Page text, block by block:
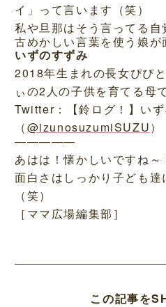
イ」って言います（笑）
私や旦那はそう言ってる自
古めかしい言葉を使う娘が
いずのすずみ
2018年生まれの長女ぴぴ
ぃの2人の子供を育てる母で
Twitter：【鈴ログ！】い
（@izunosuzumiSUZU）
—————
あはは！懐かしいですね
面白さはしっかり子ども達
（笑）
［ママ広場編集部］
この記事を